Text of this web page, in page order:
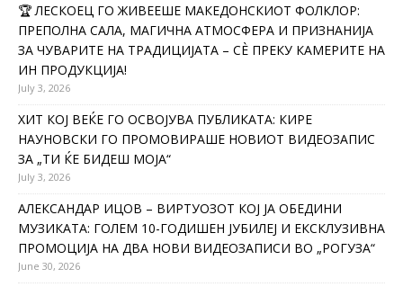
🏆 ЛЕСКОЕЦ ГО ЖИВЕЕШЕ МАКЕДОНСКИОТ ФОЛКЛОР:
ПРЕПОЛНА САЛА, МАГИЧНА АТМОСФЕРА И ПРИЗНАНИЈА
ЗА ЧУВАРИТЕ НА ТРАДИЦИЈАТА – СÈ ПРЕКУ КАМЕРИТЕ НА
ИН ПРОДУКЦИЈА!
July 3, 2026
ХИТ КОЈ ВЕЌЕ ГО ОСВОЈУВА ПУБЛИКАТА: КИРЕ
НАУНОВСКИ ГО ПРОМОВИРАШЕ НОВИОТ ВИДЕОЗАПИС
ЗА „ТИ ЌЕ БИДЕШ МОЈА“
July 3, 2026
АЛЕКСАНДАР ИЦОВ – ВИРТУОЗОТ КОЈ ЈА ОБЕДИНИ
МУЗИКАТА: ГОЛЕМ 10-ГОДИШЕН ЈУБИЛЕЈ И ЕКСКЛУЗИВНА
ПРОМОЦИЈА НА ДВА НОВИ ВИДЕОЗАПИСИ ВО „РОГУЗА“
June 30, 2026